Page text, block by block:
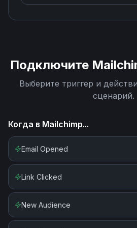
Подключите
Выберите триггер и
сценарий.
Когда в Mailchimp...
Email Opened
Link Clicked
New Audience